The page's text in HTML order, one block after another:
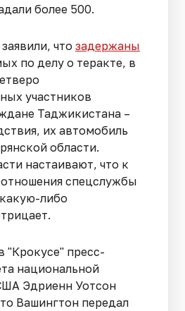
более 500.
что задержаны
по делу о теракте, в
участников
Таджикистана –
их автомобиль
области.
настаивают, что к
спецслужбы
либо
"Крокусе" пресс-
национальной
Эдриенн Уотсон
Вашингтон передал